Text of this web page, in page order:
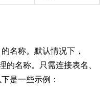
名称。默认情况下，
名称。只需连接表名、
是一些示例：